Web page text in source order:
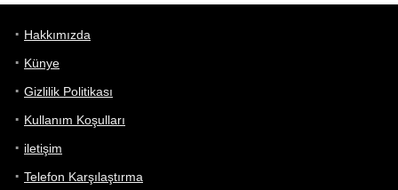
Hakkımızda
Künye
Gizlilik Politikası
Kullanım Koşulları
iletişim
Telefon Karşılaştırma